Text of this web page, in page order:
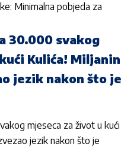
Minimalna pobjeda za
30.000 svakog
Kulića! Miljanin
jezik nakon što je
mjeseca za život u kući
jezik nakon što je